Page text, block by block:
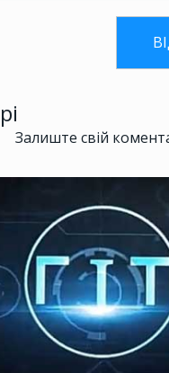
Залиште свій